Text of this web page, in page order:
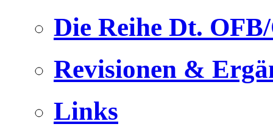
Die Reihe Dt.
Revisionen &
Links